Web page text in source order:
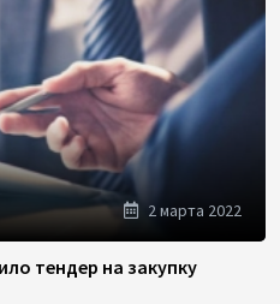
2 марта 2022
тендер на закупку